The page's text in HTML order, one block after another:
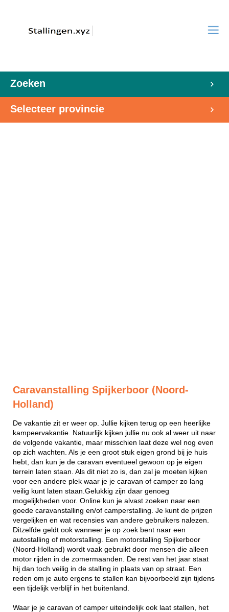
Zoeken
Selecteer provincie
Caravanstalling Spijkerboor (Noord-
Holland)
De vakantie zit er weer op. Jullie kijken terug op een heerlijke
kampeervakantie. Natuurlijk kijken jullie nu ook al weer uit naar
de volgende vakantie, maar misschien laat deze wel nog even
op zich wachten. Als je een groot stuk eigen grond bij je huis
hebt, dan kun je de caravan eventueel gewoon op je eigen
terrein laten staan. Als dit niet zo is, dan zal je moeten kijken
voor een andere plek waar je je caravan of camper zo lang
veilig kunt laten staan.Gelukkig zijn daar genoeg
mogelijkheden voor. Online kun je alvast zoeken naar een
goede caravanstalling en/of camperstalling. Je kunt de prijzen
vergelijken en wat recensies van andere gebruikers nalezen.
Ditzelfde geldt ook wanneer je op zoek bent naar een
autostalling of motorstalling. Een motorstalling Spijkerboor
(Noord-Holland) wordt vaak gebruikt door mensen die alleen
motor rijden in de zomermaanden. De rest van het jaar staat
hij dan toch veilig in de stalling in plaats van op straat. Een
reden om je auto ergens te stallen kan bijvoorbeeld zijn tijdens
een tijdelijk verblijf in het buitenland.
Waar je je caravan of camper uiteindelijk ook laat stallen, het